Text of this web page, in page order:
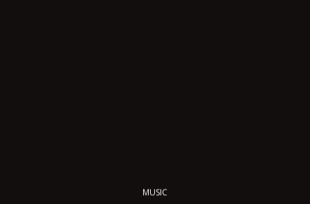
MUSIC